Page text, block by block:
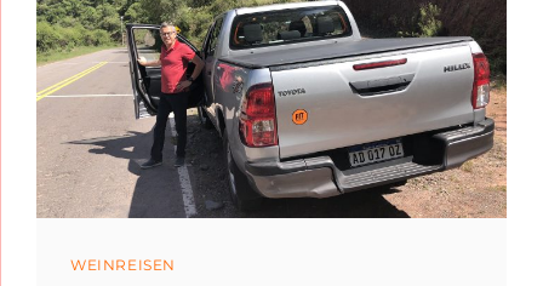
Categories
WEINREISEN